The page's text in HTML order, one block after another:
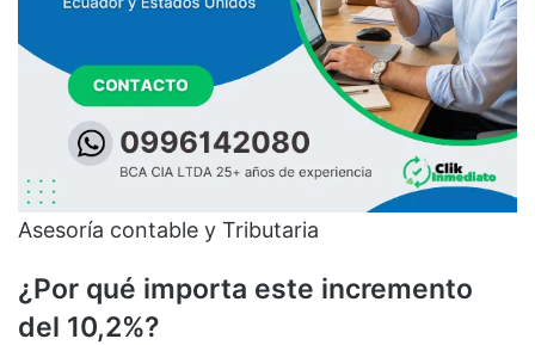
Asesoría contable y Tributaria
¿Por qué importa este incremento
del 10,2%?